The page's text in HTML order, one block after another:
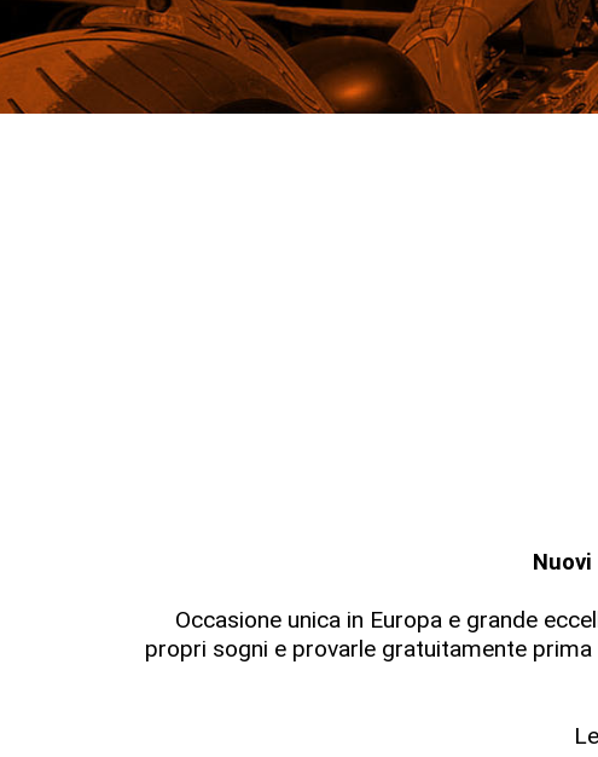
Occasione unica in Europa e grande
propri sogni e provarle gratuitamente